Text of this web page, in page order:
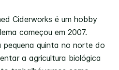
Ciderworks é um hobby
começou em 2007.
pequena quinta no norte do
a agricultura biológica